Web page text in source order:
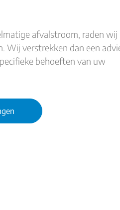
afvalstroom, raden wij
Wij verstrekken dan een
behoeften van uw